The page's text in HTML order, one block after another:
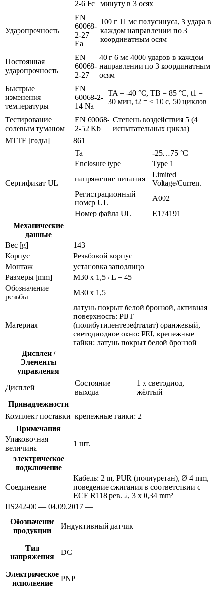
2-6 Fc
минуту в 3 осях
Ударопрочность
EN
60068-
2-27
Ea
100 г 11 мс полусинуса, 3 удара в
каждом направлении по 3
координатным осям
Постоянная
ударопрочность
EN
60068-
2-27
40 г 6 мс 4000 ударов в каждом
направлении по 3 координатным
осям
Быстрые
изменения
температуры
EN
60068-2-
14 Na
TA = -40 °C, TB = 85 °C, t1 =
30 мин, t2 = < 10 с, 50 циклов
Тестирование
солевым туманом
EN 60068-
2-52 Kb
Степень воздействия 5 (4
испытательных цикла)
MTTF [годы]
861
Сертификат UL
Ta
-25…75 °C
Enclosure type
Type 1
напряжение питания
Limited
Voltage/Current
Регистрационный
номер UL
A002
Номер файла UL
E174191
Механические
данные
Вес [g]
143
Корпус
Резьбовой корпус
Монтаж
установка заподлицо
Размеры [mm]
M30 x 1,5 / L = 45
Обозначение
резьбы
M30 x 1,5
Материал
латунь покрыт белой бронзой, активная
поверхность: PBT
(полибутилентерефталат) оранжевый,
светодиодное окно: PEI, крепежные
гайки: латунь покрыт белой бронзой
Дисплеи /
Элементы
управления
Дисплей
Состояние
выхода
1 x светодиод,
жёлтый
Принадлежности
Комплект поставки крепежные гайки: 2
Примечания
Упаковочная
величина
1 шт.
электрическое
подключение
Соединение
Кабель: 2 m, PUR (полиуретан), Ø 4 mm,
поведение сжигания в соответствии с
ECE R118 рев. 2, 3 x 0,34 mm²
IIS242-00 — 04.09.2017 —
Обозначение
продукции
Индуктивный датчик
Тип
напряжения
DC
Электрическое
исполнение
PNP